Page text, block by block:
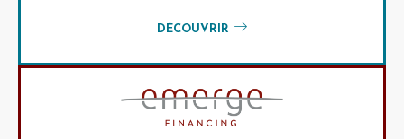
DÉCOUVRIR